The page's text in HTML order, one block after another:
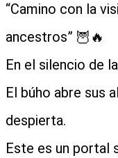
“Camino con la
ancestros” 🦉🔥
En el silencio de
El búho abre sus
despierta.
Este es un portal